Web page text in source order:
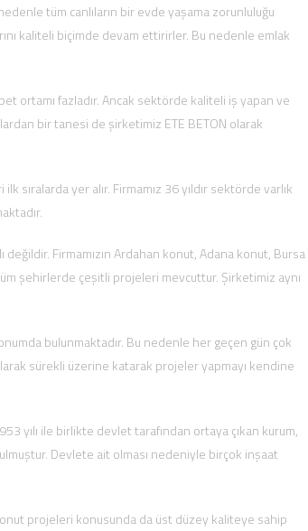
tüm canlıların bir evde yaşama zorunluluğu
kaliteli biçimde devam ettirirler. Bu nedenle emlak
ortamı fazladır. Ancak sektörde kaliteli iş yapan ve
bir tanesi de şirketimiz ETE BETON olarak
sıralarda yer alır. Firmamız 36 yıldır sektörde varlık
Firmamızın Ardahan konut, Adana konut, Bursa
şehirlerde çeşitli projeleri mevcuttur. Şirketimiz aynı
bulunmaktadır. Bu nedenle her geçen gün çok
sürekli üzerine katarak projeler yapmayı kendine
yılı ile birlikte devlet tarafından ortaya çıkan kurum,
Devlete ait olması nedeniyle birçok inşaat
projeleri konusunda da üst düzey kaliteye sahip